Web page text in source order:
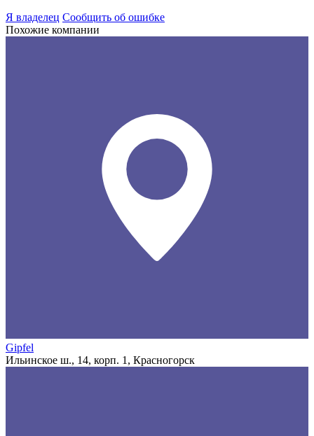
Я владелец Сообщить об ошибке
Похожие компании
Gipfel
Ильинское ш., 14, корп. 1, Красногорск